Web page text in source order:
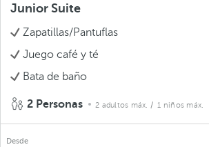
Junior Suite
Zapatillas/Pantuflas
Juego café y té
Bata de baño
2 Personas 2 adultos máx. / 1 niños máx.
Desde